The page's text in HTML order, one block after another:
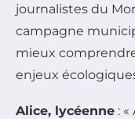
journalistes du
campagne
mieux
enjeux
Alice, lycéenne :